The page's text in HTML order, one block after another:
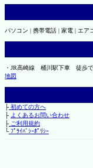
パソコン | 携帯電話 | 家電 | エア
・JR高崎線 桶川駅下車 徒歩で
地図
├初めての方へ
├ よくあるお問い合わせ
├ご利用規約
└ﾌﾟﾗｲﾊﾞｼｰﾎﾟﾘｼｰ